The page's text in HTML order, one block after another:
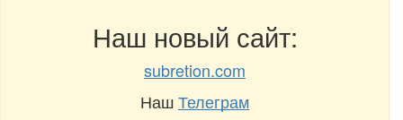
Наш новый сайт:
subretion.com
НашТелеграм